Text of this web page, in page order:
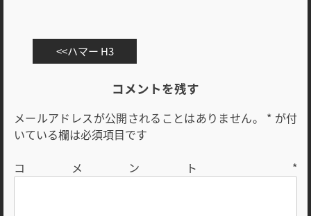
稿
ゲ
ー
ョ
ハマー H3
コメントを残す
メールアドレスが公開されることはありません。 * が付
いている欄は必須項目です
コメント *